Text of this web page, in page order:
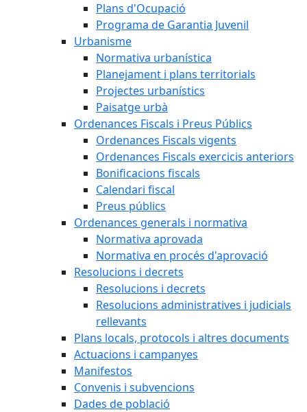
Plans d'Ocupació
Programa de Garantia Juvenil
Urbanisme
Normativa urbanística
Planejament i plans territorials
Projectes urbanístics
Paisatge urbà
Ordenances Fiscals i Preus Públics
Ordenances Fiscals vigents
Ordenances Fiscals exercicis anteriors
Bonificacions fiscals
Calendari fiscal
Preus públics
Ordenances generals i normativa
Normativa aprovada
Normativa en procés d'aprovació
Resolucions i decrets
Resolucions i decrets
Resolucions administratives i judicials
rellevants
Plans locals, protocols i altres documents
Actuacions i campanyes
Manifestos
Convenis i subvencions
Dades de població